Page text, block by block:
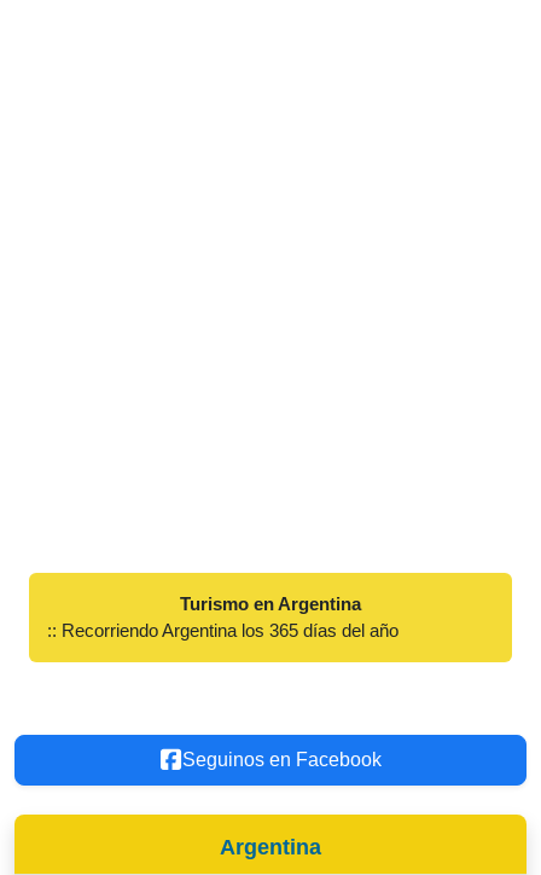
Turismo en Argentina
:: Recorriendo Argentina los 365 días del año
Seguinos en Facebook
Argentina